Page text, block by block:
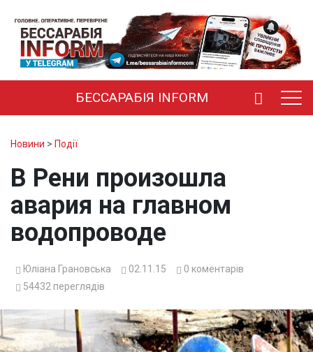
БЕССАРАБІЯ INFORM
Новини > Події
В Рени произошла
авария на главном
водопроводе
Юліана Грановська 02.11.15 0 коментарів
54432 переглядів